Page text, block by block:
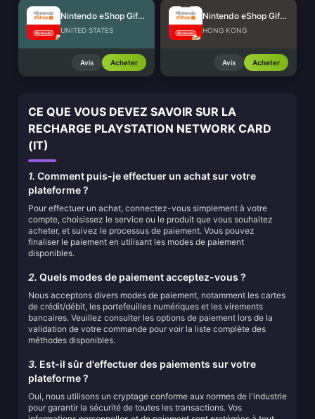
Nintendo eShop Gift Card (US)
UNITED STATES
Avis Acheter
Nintendo eShop Gift Card (HK)
HONG KONG
Avis Acheter
CE QUE VOUS DEVEZ SAVOIR SUR LA
RECHARGE PLAYSTATION NETWORK CARD
(IT)
1. Comment puis-je effectuer un achat sur votre
plateforme ?
Pour effectuer un achat, connectez-vous simplement à votre
compte, choisissez le service ou le produit que vous souhaitez
acheter, et suivez le processus de paiement. Vous pouvez
finaliser le paiement en utilisant les modes de paiement
disponibles.
2. Quels modes de paiement acceptez-vous ?
Nous acceptons divers modes de paiement, notamment les cartes
de crédit/débit, les portefeuilles numériques et les virements
bancaires. Veuillez consulter les options de paiement lors de la
validation de votre commande pour voir la liste complète des
méthodes disponibles.
3. Est-il sûr d'effectuer des paiements sur votre
plateforme ?
Oui, nous utilisons un cryptage conforme aux normes de l'industrie
pour garantir la sécurité de toutes les transactions. Vos